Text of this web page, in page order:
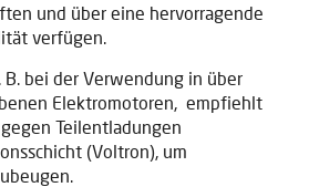
und über eine hervorragende
verfügen.
B. bei der Verwendung in über
Elektromotoren, empfiehlt
Teilentladungen
(Voltron), um